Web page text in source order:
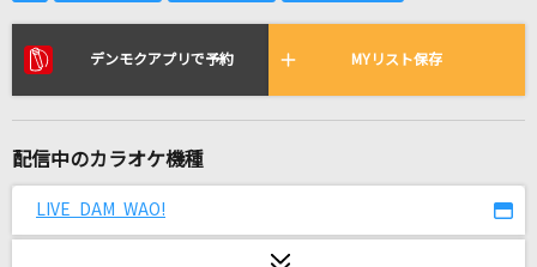
リアルタイムで歌われている曲の一覧
バニラ
デンモクアプリで予約 MYリスト保存
配信中のカラオケ機種
LIVE DAM WAO!